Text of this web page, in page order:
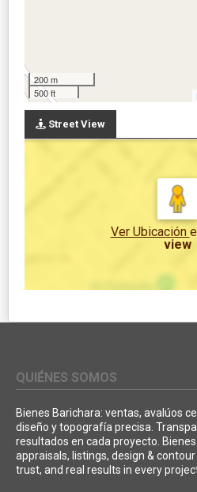
200 m
500 ft
Street View
Ver Ubicación
view
QUIÉNES SOMOS
Bienes Barichara: ventas, avalúos
diseño y topografía precisa.
resultados en cada proyecto.
appraisals, listings, design &
trust, and real results in every